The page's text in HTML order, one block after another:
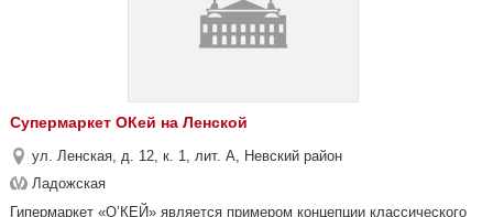
Супермаркет ОКей на Ленской
ул. Ленская, д. 12, к. 1, лит. А, Невский район
Ладожская
Гипермаркет «О’КЕЙ» является примером концепции классического